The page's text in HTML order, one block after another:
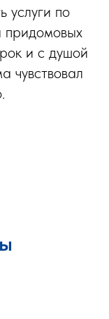
услуги по
и с душой
чувствовал